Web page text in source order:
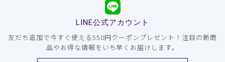
LINE公式アカウント
友だち追加で今すぐ使える550円クーポンプレゼント！注目の新商
品やお得な情報をいち早くお届けします。